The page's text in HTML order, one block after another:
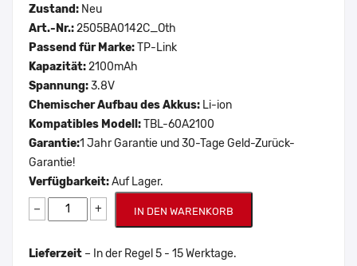
Zustand: Neu
Art.-Nr.:2505BA0142C_Oth
Passend für Marke:TP-Link
Kapazität:2100mAh
Spannung:3.8V
Chemischer Aufbau des Akkus: Li-ion
Kompatibles Modell:TBL-60A2100
Garantie:1 Jahr Garantie und 30-Tage Geld-Zurück-
Garantie!
Verfügbarkeit:Auf Lager.
− + IN DEN WARENKORB
Lieferzeit – In der Regel 5 - 15 Werktage.